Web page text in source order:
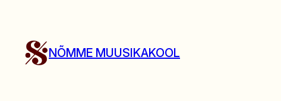
juurde
NÕMME MUUSIKAKOOL